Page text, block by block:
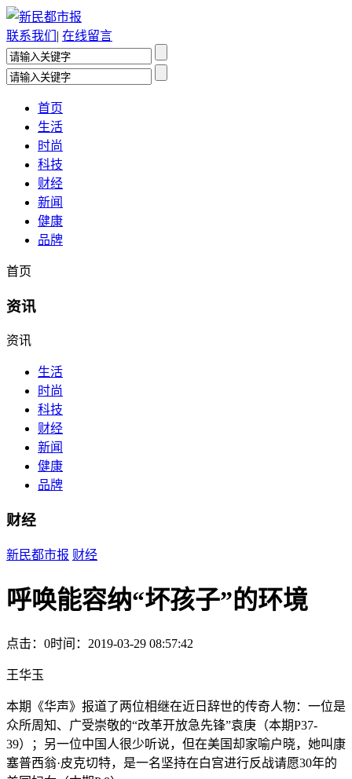
联系我们 | 在线留言
首页
生活
时尚
科技
财经
新闻
健康
品牌
首页
资讯
资讯
生活
时尚
科技
财经
新闻
健康
品牌
财经
新民都市报 财经
呼唤能容纳“坏孩子”的环境
点击：0时间：2019-03-29 08:57:42
王华玉
本期《华声》报道了两位相继在近日辞世的传奇人物：一位是
众所周知、广受崇敬的“改革开放急先锋”袁庚（本期P37-
39）；另一位中国人很少听说，但在美国却家喻户晓，她叫康
塞普西翁·皮克切特，是一名坚持在白宫进行反战请愿30年的